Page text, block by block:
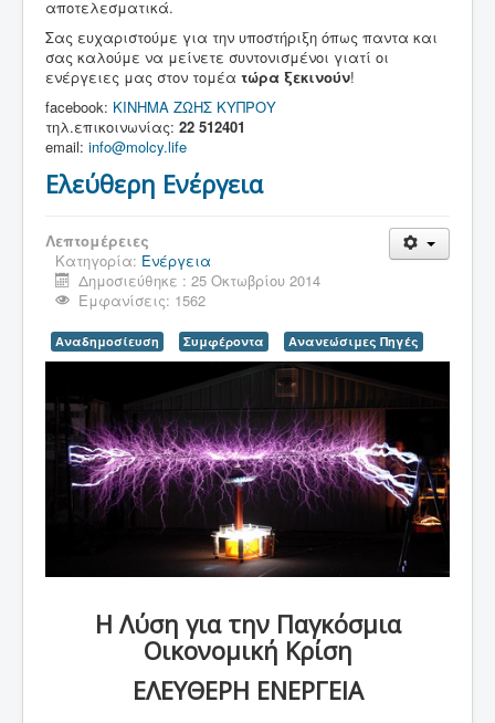
αποτελεσματικά.
Σας ευχαριστούμε για την υποστήριξη όπως παντα και
σας καλούμε να μείνετε συντονισμένοι γιατί οι
ενέργειες μας στον τομέα τώρα ξεκινούν!
facebook: ΚΙΝΗΜΑ ΖΩΗΣ ΚΥΠΡΟΥ
τηλ.επικοινωνίας: 22 512401
email: info@molcy.life
Ελεύθερη Ενέργεια
Λεπτομέρειες
Κατηγορία: Ενέργεια
Δημοσιεύθηκε : 25 Οκτωβρίου 2014
Εμφανίσεις: 1562
Αναδημοσίευση Συμφέροντα Ανανεώσιμες Πηγές
Η Λύση για την Παγκόσμια
Οικονομική Κρίση
ΕΛΕΥΘΕΡΗ ΕΝΕΡΓΕΙΑ